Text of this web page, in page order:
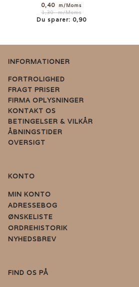
0,40 m/Moms
1,30m/Moms
Du sparer: 0,90
INFORMATIONER
FORTROLIGHED
FRAGT PRISER
FIRMA OPLYSNINGER
KONTAKT OS
BETINGELSER & VILKÅR
ÅBNINGSTIDER
OVERSIGT
KONTO
MIN KONTO
ADRESSEBOG
ØNSKELISTE
ORDREHISTORIK
NYHEDSBREV
FIND OS PÅ